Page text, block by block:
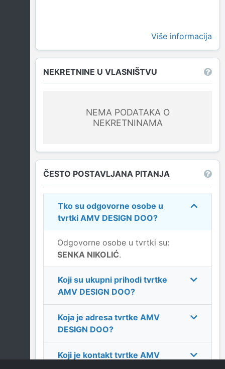
Više informacija
NEKRETNINE U VLASNIŠTVU
NEMA PODATAKA O
NEKRETNINAMA
ČESTO POSTAVLJANA PITANJA
Tko su odgovorne osobe u
tvrtki AMV DESIGN DOO?
Odgovorne osobe u tvrtki su:
SENKA NIKOLIĆ.
Koji su ukupni prihodi tvrtke
AMV DESIGN DOO?
Koja je adresa tvrtke AMV
DESIGN DOO?
Koji je kontakt tvrtke AMV